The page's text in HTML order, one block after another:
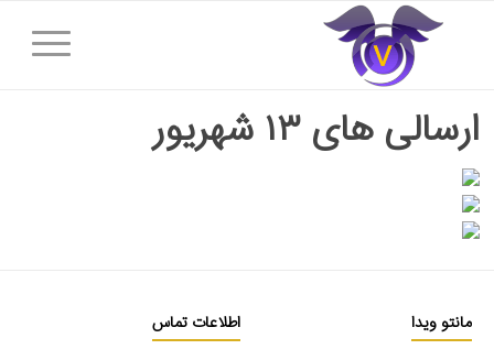
ارسالی های ۱۳ شهریور
مانتو ویدا اطلاعات تماس